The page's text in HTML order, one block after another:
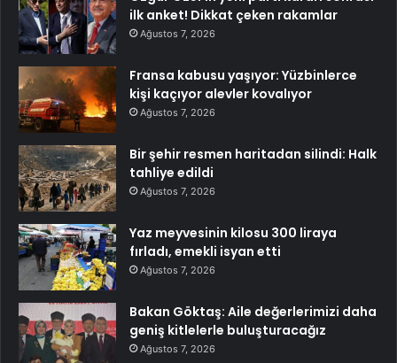
ilk anket! Dikkat çeken rakamlar
Ağustos 7, 2026
Fransa kabusu yaşıyor: Yüzbinlerce
kişi kaçıyor alevler kovalıyor
Ağustos 7, 2026
Bir şehir resmen haritadan silindi: Halk
tahliye edildi
Ağustos 7, 2026
Yaz meyvesinin kilosu 300 liraya
fırladı, emekli isyan etti
Ağustos 7, 2026
Bakan Göktaş: Aile değerlerimizi daha
geniş kitlelerle buluşturacağız
Ağustos 7, 2026